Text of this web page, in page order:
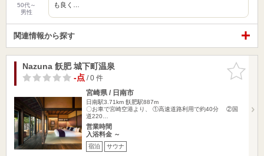
50代～
男性
も良く…
関連情報から探す
お気に入
りに追加
Nazuna 飫肥 城下町温泉
-点/ 0 件
宮崎県 / 日南市
日南駅3.71km 飫肥駅887m
〇お車で宮崎空港より、 ①高速道路利用で約40分 ②国
道220…
営業時間
入浴料金 ～
宿泊 サウナ